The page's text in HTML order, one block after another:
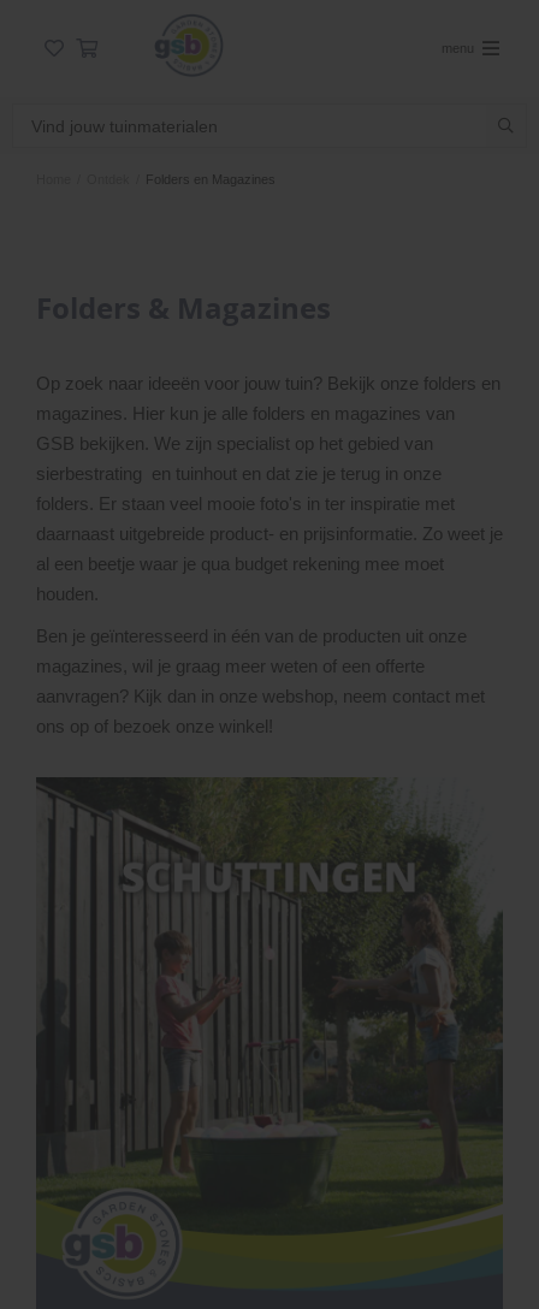
menu
Folders en Magazines
Op zoek naar ideeën voor jouw tuin? Bekijk onze folders en
magazines.
Hier kun je alle folders en magazines van
GSB bekijken. We zijn specialist op het gebied van
sierbestrating en tuinhout en dat zie je terug in onze
folders. Er staan veel mooie foto's in ter inspiratie met
daarnaast uitgebreide product- en prijsinformatie. Zo weet je
al een beetje waar je qua budget rekening mee moet
houden.
Ben je geïnteresseerd in één van de producten uit onze
magazines, wil je graag meer weten of een offerte
aanvragen? Kijk dan in onze webshop, neem contact met
ons op of bezoek onze winkel!